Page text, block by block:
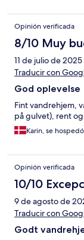
Opinión verificada
8/10 Muy
11 de julio de 2025
Traducir con
God oplevelse
Fint vandrehjem,
på gulvet), rent
Karin, se
Opinión verificada
10/10
9 de agosto de
Traducir con
Godt